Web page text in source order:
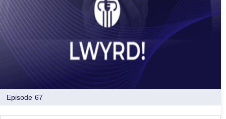
Episode 67